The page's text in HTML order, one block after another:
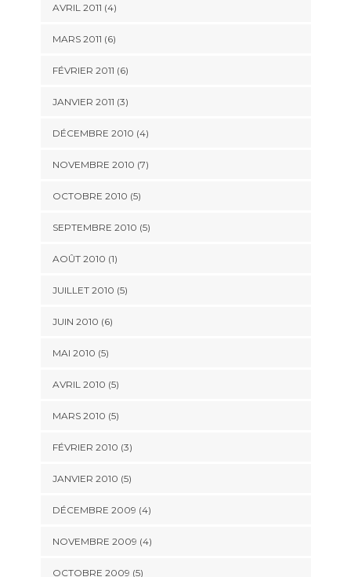
AVRIL 2011 (4)
MARS 2011 (6)
FÉVRIER 2011 (6)
JANVIER 2011 (3)
DÉCEMBRE 2010 (4)
NOVEMBRE 2010 (7)
OCTOBRE 2010 (5)
SEPTEMBRE 2010 (5)
AOÛT 2010 (1)
JUILLET 2010 (5)
JUIN 2010 (6)
MAI 2010 (5)
AVRIL 2010 (5)
MARS 2010 (5)
FÉVRIER 2010 (3)
JANVIER 2010 (5)
DÉCEMBRE 2009 (4)
NOVEMBRE 2009 (4)
OCTOBRE 2009 (5)